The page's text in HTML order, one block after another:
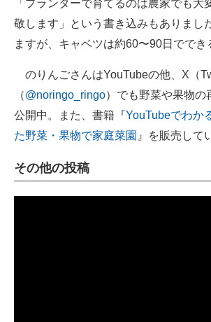
「プランターで育てるのは農家でも大
敬します」という書き込みもありまし
ますが、キャベツは約60〜90日ででき
のりんごさんはYouTubeの他、X（
（@noringo_ringo）でも野菜や果物の
公開中。また、書籍『YouTubeでわか
た野菜・果物で家庭菜園 』を販売して
その他の投稿